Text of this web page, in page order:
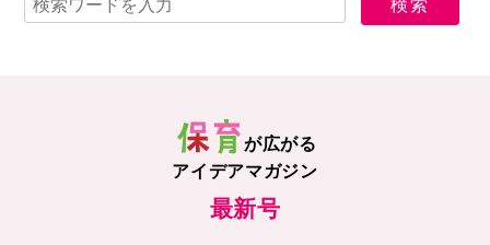
が広がる
アイデアマガジン
最新号